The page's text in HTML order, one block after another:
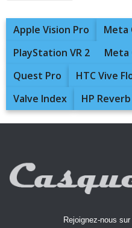
Apple Vision Pro
Meta
PlayStation VR 2
Meta
Quest Pro
HTC Vive
Valve Index
HP
Rejoignez-nous